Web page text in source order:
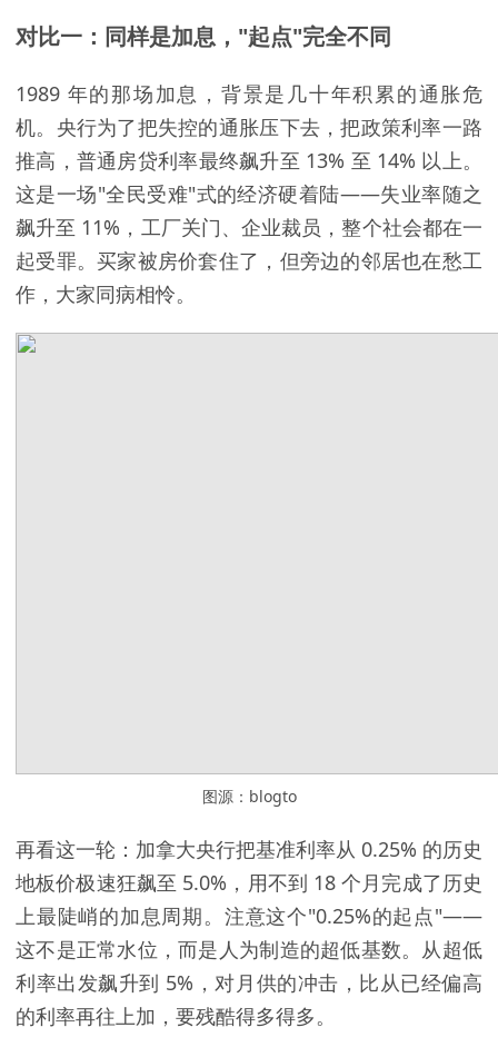
对比一：同样是加息，"起点"完全不同
1989 年的那场加息，背景是几十年积累的通胀危
机。央行为了把失控的通胀压下去，把政策利率一路
推高，普通房贷利率最终飙升至 13% 至 14% 以上。
这是一场"全民受难"式的经济硬着陆——失业率随之
飙升至 11%，工厂关门、企业裁员，整个社会都在一
起受罪。买家被房价套住了，但旁边的邻居也在愁工
作，大家同病相怜。
图源：blogto
再看这一轮： 加拿大央行把基准利率从 0.25% 的历史
地板价极速狂飙至 5.0%，用不到 18 个月完成了历史
上最陡峭的加息周期。注意这个"0.25%的起点"——
这不是正常水位，而是人为制造的超低基数。从超低
利率出发飙升到 5%，对月供的冲击，比从已经偏高
的利率再往上加，要残酷得多得多。